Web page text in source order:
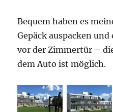
Bequem haben es
Gepäck auspacken
vor der Zimmertür –
dem Auto ist möglich.